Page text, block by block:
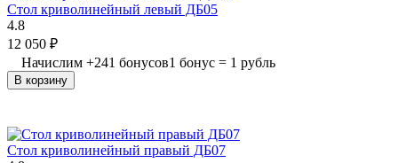
Стол криволинейный левый ДБ05
4.8
12 050 ₽
Начислим +241 бонусов1 бонус = 1 рубль
В корзину
Стол криволинейный правый ДБ07